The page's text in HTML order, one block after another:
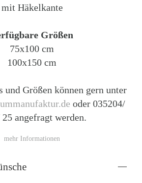
mit Häkelkante
Größen
75x100 cm
100x150 cm
und Größen können gern unter
oder 035204/
25 angefragt werden.
mehr Informationen